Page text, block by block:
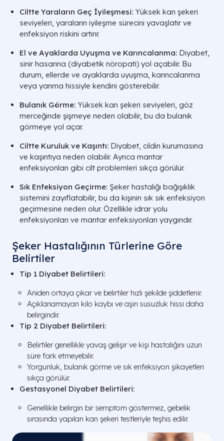
Ciltte Yaraların Geç İyileşmesi: Yüksek kan şekeri
seviyeleri, yaraların iyileşme sürecini yavaşlatır ve
enfeksiyon riskini artırır.
El ve Ayaklarda Uyuşma ve Karıncalanma: Diyabet,
sinir hasarına (diyabetik nöropati) yol açabilir. Bu
durum, ellerde ve ayaklarda uyuşma, karıncalanma
veya yanma hissiyle kendini gösterebilir.
Bulanık Görme: Yüksek kan şekeri seviyeleri, göz
merceğinde şişmeye neden olabilir, bu da bulanık
görmeye yol açar.
Ciltte Kuruluk ve Kaşıntı: Diyabet, cildin kurumasına
ve kaşıntıya neden olabilir. Ayrıca mantar
enfeksiyonları gibi cilt problemleri sıkça görülür.
Sık Enfeksiyon Geçirme: Şeker hastalığı bağışıklık
sistemini zayıflatabilir, bu da kişinin sık sık enfeksiyon
geçirmesine neden olur. Özellikle idrar yolu
enfeksiyonları ve mantar enfeksiyonları yaygındır.
Şeker Hastalığının Türlerine Göre
Belirtiler
Tip 1 Diyabet Belirtileri:
Aniden ortaya çıkar ve belirtiler hızlı şekilde şiddetlenir.
Açıklanamayan kilo kaybı ve aşırı susuzluk hissi daha
belirgindir.
Tip 2 Diyabet Belirtileri:
Belirtiler genellikle yavaş gelişir ve kişi hastalığını uzun
süre fark etmeyebilir.
Yorgunluk, bulanık görme ve sık enfeksiyon şikayetleri
sıkça görülür.
Gestasyonel Diyabet Belirtileri:
Genellikle belirgin bir semptom göstermez, gebelik
sırasında yapılan kan şekeri testleriyle teşhis edilir.